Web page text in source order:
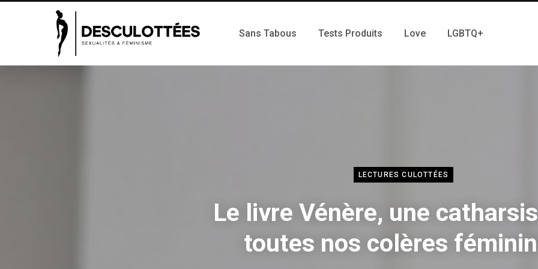
Sans Tabous Tests Produits Love LGBTQ+
LECTURES CULOTTÉES
Le livre Vénère, une
toutes nos colères